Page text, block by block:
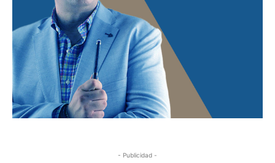
- Publicidad -